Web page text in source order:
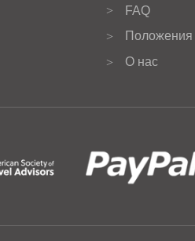
>
FAQ
>
Положения
>
О нас